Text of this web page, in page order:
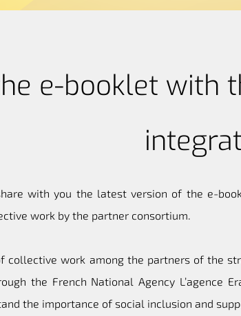
e-booklet with
with you the latest version of the e-
work by the partner consortium.
work among the partners of the
the French National Agency L’agence
the importance of social inclusion and